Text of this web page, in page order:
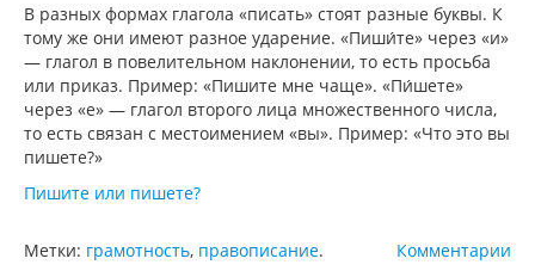
В разных формах глагола «писать» стоят разные буквы. К
тому же они имеют разное ударение. «Пиши́те» через «и»
— глагол в повелительном наклонении, то есть просьба
или приказ. Пример: «Пишите мне чаще». «Пи́шете»
через «е» — глагол второго лица множественного числа,
то есть связан с местоимением «вы». Пример: «Что это вы
пишете?»
Пишите или пишете?
Комментарии
Метки: грамотность, правописание.